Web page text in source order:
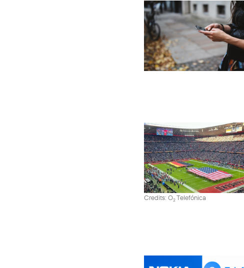
Credits: O2Telefónica